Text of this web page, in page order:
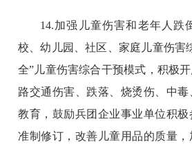
14.加强儿童伤害和老年人跌
校、幼儿园、社区、家庭儿童伤害
全”儿童伤害综合干预模式，积极
路交通伤害、跌落、烧烫伤、中
教育，鼓励兵团企业事业单位积
准制修订，改善儿童用品的质量